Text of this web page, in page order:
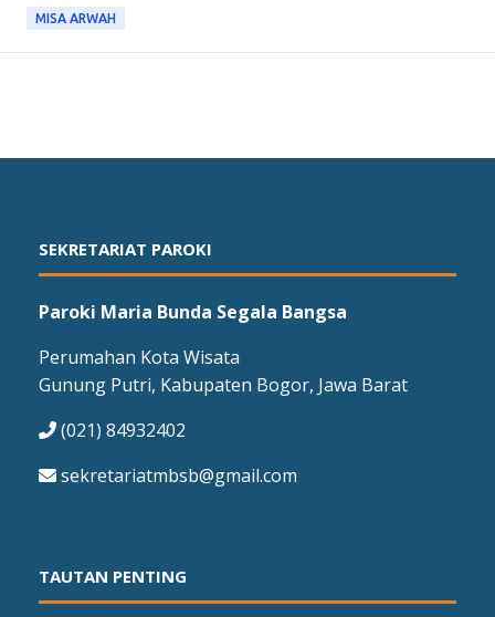
MISA ARWAH
SEKRETARIAT PAROKI
Paroki Maria Bunda Segala Bangsa
Perumahan Kota Wisata
Gunung Putri, Kabupaten Bogor, Jawa Barat
(021) 84932402
sekretariatmbsb@gmail.com
TAUTAN PENTING